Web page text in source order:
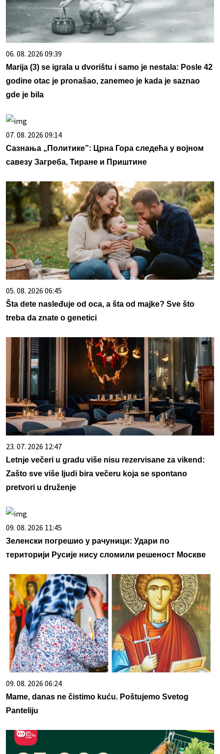
06. 08. 2026 09:39
Marija (3) se igrala u dvorištu i samo je nestala: Posle 42
godine otac je pronašao, zanemeo je kada je saznao
gde je bila
07. 08. 2026 09:14
Сазнања „Политике”: Црна Гора следећа у војном
савезу Загреба, Тиране и Приштине
05. 08. 2026 06:45
Šta dete nasleđuje od oca, a šta od majke? Sve što
treba da znate o genetici
23. 07. 2026 12:47
Letnje večeri u gradu više nisu rezervisane za vikend:
Zašto sve više ljudi bira večeru koja se spontano
pretvori u druženje
09. 08. 2026 11:45
Зеленски погрешио у рачуници: Удари по
територији Русије нису сломили решеност Москве
09. 08. 2026 06:24
Mame, danas ne čistimo kuću. Poštujemo Svetog
Panteliju